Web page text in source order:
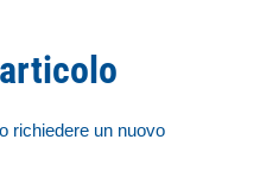
richiedere un nuovo